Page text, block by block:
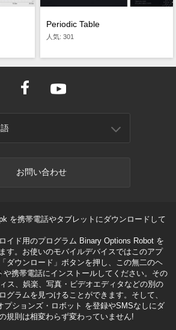
Periodic Table
人気: 301
お問い合わせ
を携帯電話やタブレットにダウンロードして
イド用のプログラム Binary Options Robot を
す。お使いのモバイルデバイスではこのアプ
ダウンロード」ボタンを押し、この無二のヘ
や携帯電話にインストールしてください。その
ス、娯楽、写真・ビデオエディタなどの別の
グラムを見つけることができます。そして、
プションズ・ロボット を登録やSMSなしにダ
規則は相変わらず変わっていません!